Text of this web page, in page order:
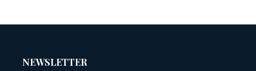
NEWSLETTER